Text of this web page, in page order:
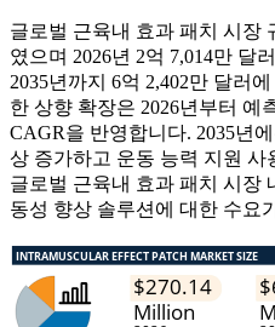
글로벌 근육내 효과 패치 시장
였으며 2026년 2억 7,014만 달
2035년까지 6억 2,402만 달러
한 상향 확장은 2026년부터 예
CAGR을 반영합니다. 2035년
상 증가하고 운동 능력 지원 사
글로벌 근육내 효과 패치 시장
동성 향상 솔루션에 대한 수요